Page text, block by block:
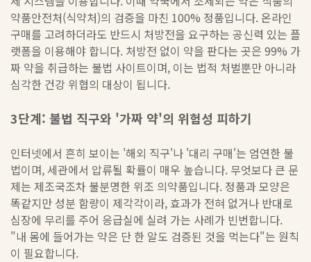
약품안전처(식약처)의 검증을 마친 100% 정품입니다. 온라인
구매를 고려하더라도 반드시 처방전을 요구하는 공신력 있는 플
랫폼을 이용해야 합니다. 처방전 없이 약을 판다는 곳은 99% 가
짜 약을 취급하는 불법 사이트이며, 이는 법적 처벌뿐만 아니라
심각한 건강 위협의 대상이 됩니다.
3단계: 불법 직구와 '가짜 약'의 위험성 피하기
인터넷에서 흔히 보이는 '해외 직구'나 '대리 구매'는 엄연한 불
법이며, 세관에서 압류될 확률이 매우 높습니다. 무엇보다 큰 문
제는 제조국조차 불분명한 위조 의약품입니다. 정품과 모양은
똑같지만 성분 함량이 제각각이라, 효과가 전혀 없거나 반대로
심장에 무리를 주어 응급실에 실려 가는 사례가 빈번합니다.
"내 몸에 들어가는 약은 단 한 알도 검증된 것을 먹는다"는 원칙
이 필요합니다.